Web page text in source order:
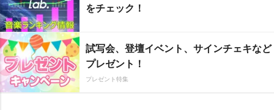
をチェック！
試写会、登壇イベント、サインチェキなど
プレゼント！
プレゼント特集